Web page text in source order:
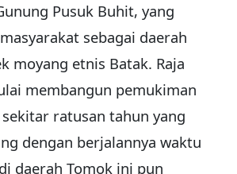
Pusuk Buhit, yang
sebagai daerah
moyang etnis Batak. Raja
membangun pemukiman
ratusan tahun yang
dengan berjalannya waktu
daerah Tomok ini pun